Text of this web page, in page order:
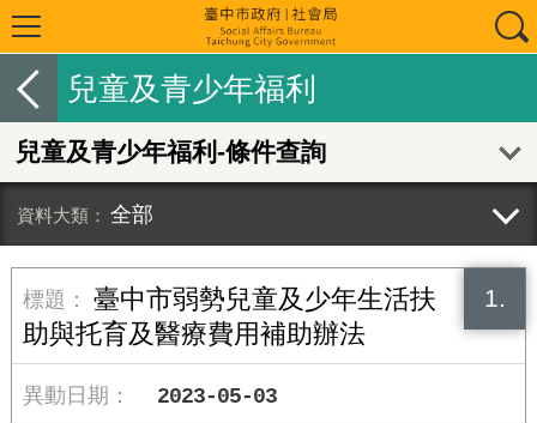
兒童及青少年福利
兒童及青少年福利-條件查詢
全部
1.
臺中市弱勢兒童及少年生活扶
助與托育及醫療費用補助辦法
2023-05-03